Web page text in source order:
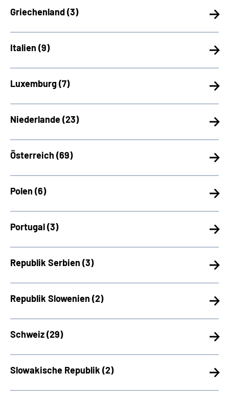
Griechenland (3)
Italien (9)
Luxemburg (7)
Niederlande (23)
Österreich (69)
Polen (6)
Portugal (3)
Republik Serbien (3)
Republik Slowenien (2)
Schweiz (29)
Slowakische Republik (2)